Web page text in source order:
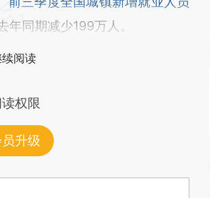
年同期减少199万人。
续阅读
权限
升级